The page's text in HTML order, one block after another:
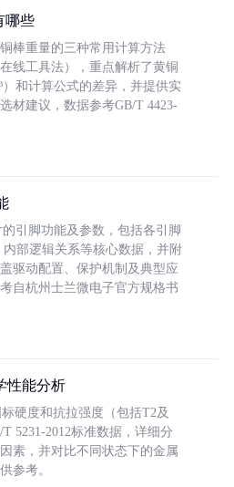
哪些
棒重量的三种常用计算方法
线工具法），重点解析了黄铜
）和计算公式的差异，并提供实
材建议，数据参考GB/T 4423-
引脚功能及参数，包括各引脚
部逻辑关系等核心数据，并附
驱动配置、保护机制及典型应
自杭州士兰微电子官方规格书
性能分析
硬度和抗拉强度（包括T2及
5231-2012标准数据，详细分
素，并对比不同状态下的金属
参考。